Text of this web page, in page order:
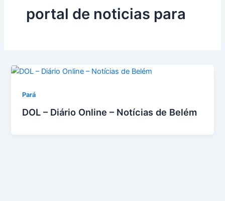
portal de noticias para
Pará
DOL – Diário Online – Notícias de Belém